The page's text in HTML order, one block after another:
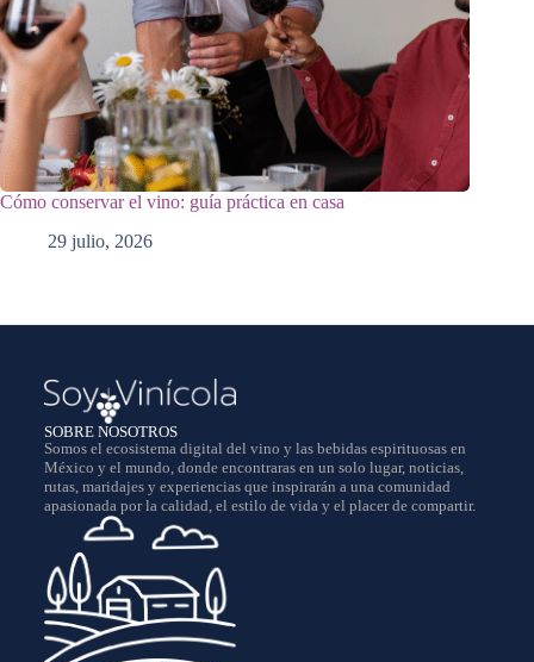
Cómo conservar el vino: guía práctica en casa
29 julio, 2026
SOBRE NOSOTROS
Somos el ecosistema digital del vino y las bebidas espirituosas en
México y el mundo, donde encontraras en un solo lugar, noticias,
rutas, maridajes y experiencias que inspirarán a una comunidad
apasionada por la calidad, el estilo de vida y el placer de compartir.